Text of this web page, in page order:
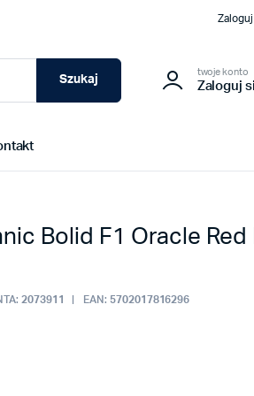
Zaloguj
Szukaj
twoje konto
Zaloguj
Bolid F1 Oracle Red
2073911 EAN: 5702017816296